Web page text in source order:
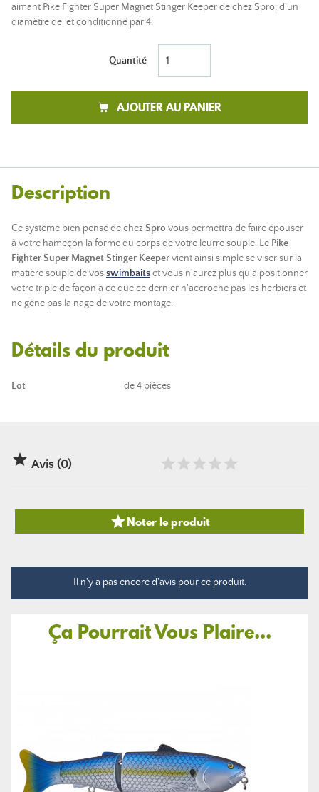
aimant Pike Fighter Super Magnet Stinger Keeper de chez Spro, d'un
diamètre de et conditionné par 4.
Quantité
AJOUTER AU PANIER
Description
Ce système bien pensé de chezSpro vous permettra de faire épouser
à votre hameçon la forme du corps de votre leurre souple. Le Pike
Fighter Super Magnet Stinger Keepervient ainsi simple se viser sur la
matière souple de vosswimbaitset vous n'aurez plus qu'à positionner
votre triple de façon à ce que ce dernier n'accroche pas les herbiers et
ne gêne pas la nage de votre montage.
Détails du produit
Lot de 4 pièces
 Avis (0)
Noter le produit
Il n'y a pas encore d'avis pour ce produit.
Ça Pourrait Vous Plaire...